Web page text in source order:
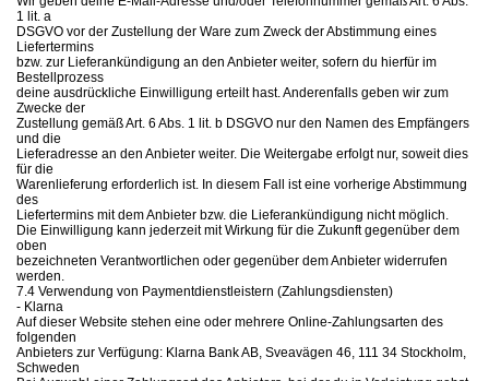
1 lit. a
DSGVO vor der Zustellung der Ware zum Zweck der Abstimmung eines
Liefertermins
bzw. zur Lieferankündigung an den Anbieter weiter, sofern du hierfür im
Bestellprozess
deine ausdrückliche Einwilligung erteilt hast. Anderenfalls geben wir zum
Zwecke der
Zustellung gemäß Art. 6 Abs. 1 lit. b DSGVO nur den Namen des Empfängers
und die
Lieferadresse an den Anbieter weiter. Die Weitergabe erfolgt nur, soweit dies
für die
Warenlieferung erforderlich ist. In diesem Fall ist eine vorherige Abstimmung
des
Liefertermins mit dem Anbieter bzw. die Lieferankündigung nicht möglich.
Die Einwilligung kann jederzeit mit Wirkung für die Zukunft gegenüber dem
oben
bezeichneten Verantwortlichen oder gegenüber dem Anbieter widerrufen
werden.
7.4 Verwendung von Paymentdienstleistern (Zahlungsdiensten)
- Klarna
Auf dieser Website stehen eine oder mehrere Online-Zahlungsarten des
folgenden
Anbieters zur Verfügung: Klarna Bank AB, Sveavägen 46, 111 34 Stockholm,
Schweden